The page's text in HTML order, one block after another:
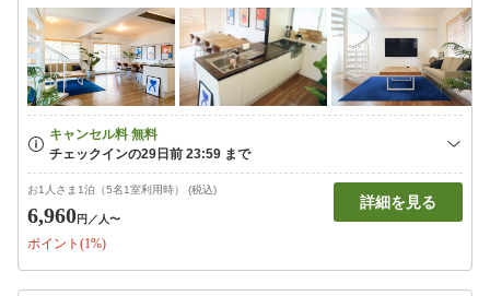
お1人さま1泊（5名1室利用時） (税込)
6,960円 ／人〜
ポイント(1%)
詳細を見る